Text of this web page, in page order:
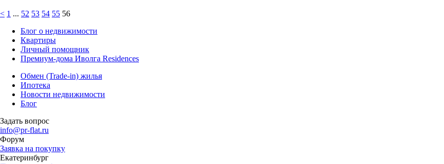
< 1 ... 52 53 54 55 56
Блог о недвижимости
Квартиры
Личный помощник
Премиум-дома Иволга Residences
Обмен (Trade-in) жилья
Ипотека
Новости недвижимости
Блог
Задать вопрос
info@pr-flat.ru
Форум
Заявка на покупку
Екатеринбург